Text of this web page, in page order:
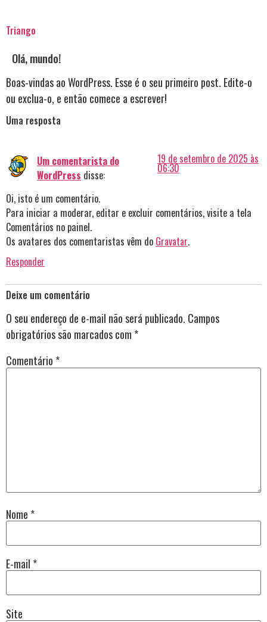
Triango
Olá, mundo!
Boas-vindas ao WordPress. Esse é o seu primeiro post. Edite-o
ou exclua-o, e então comece a escrever!
Uma resposta
Um comentarista do
WordPress disse:
19 de setembro de 2025 às
06:30
Oi, isto é um comentário.
Para iniciar a moderar, editar e excluir comentários, visite a tela
Comentários no painel.
Os avatares dos comentaristas vêm do Gravatar.
Responder
Deixe um comentário
O seu endereço de e-mail não será publicado. Campos
obrigatórios são marcados com *
Comentário *
Nome *
E-mail *
Site